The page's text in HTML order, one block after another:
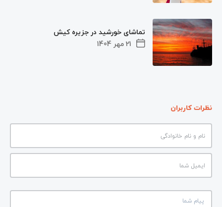
21 مهر 1404
تماشای خورشید در جزیره کیش
نظرات کاربران